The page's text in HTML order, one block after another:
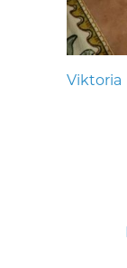
Viktoria